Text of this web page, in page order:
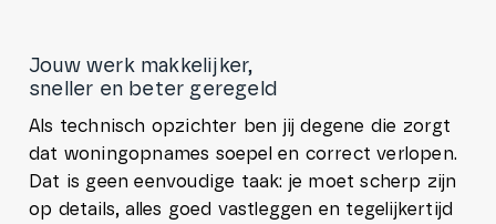
Jouw werk makkelijker,
sneller en beter geregeld
Als technisch opzichter ben jij degene die zorgt
dat woningopnames soepel en correct verlopen.
Dat is geen eenvoudige taak: je moet scherp zijn
op details, alles goed vastleggen en tegelijkertijd